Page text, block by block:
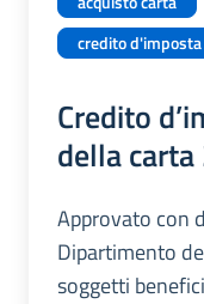
credito d'imposta
Credito
della
Approvato con
Dipartimento
soggetti